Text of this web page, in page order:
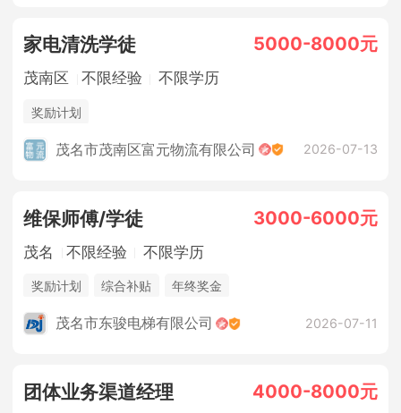
家电清洗学徒 5000-8000元
茂南区 不限经验 不限学历
奖励计划
茂名市茂南区富元物流有限公司 2026-07-13
维保师傅/学徒 3000-6000元
茂名 不限经验 不限学历
奖励计划 综合补贴 年终奖金
茂名市东骏电梯有限公司 2026-07-11
团体业务渠道经理 4000-8000元